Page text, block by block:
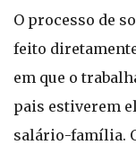
O processo de
feito
em que o
pais estiverem
salário-família.